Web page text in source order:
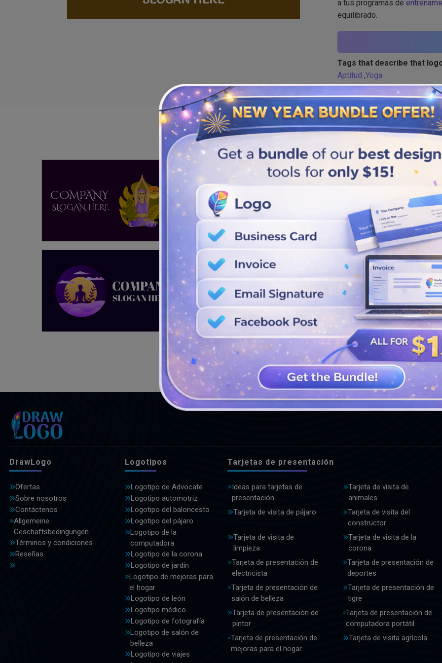
a tus programas de
equilibrado.
Tags that describe that
Aptitud ,Yoga
Similar logos
VER MÁS DISEÑOS
DrawLogo
Ofertas
Sobre nosotros
Contáctenos
Allgemeine
Geschäftsbedingungen
Términos y condiciones
Reseñas
Logotipos
Logotipo de Advocate
Logotipo automotriz
Logotipo del baloncesto
Logotipo del pájaro
Logotipo de la
computadora
Logotipo de la corona
Logotipo de jardín
Logotipo de mejoras para
el hogar
Logotipo de león
Logotipo médico
Logotipo de fotografía
Logotipo de salón de
belleza
Logotipo de viajes
Tarjetas de presentación
Ideas para tarjetas de
presentación
Tarjeta de visita de
animales
Tarjeta de visita de pájaro
Tarjeta de visita del
constructor
Tarjeta de visita de
limpieza
Tarjeta de visita de la
corona
Tarjeta de presentación de
electricista
Tarjeta de presentación de
deportes
Tarjeta de presentación de
salón de belleza
Tarjeta de presentación de
tigre
Tarjeta de presentación de
pintor
Tarjeta de presentación de
computadora portátil
Tarjeta de presentación de
mejoras para el hogar
Tarjeta de visita agrícola